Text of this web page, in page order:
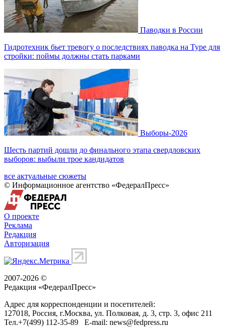
Паводки в России
Гидротехник бьет тревогу о последствиях паводка на Туре для
стройки: поймы должны стать парками
Выборы-2026
Шесть партий дошли до финального этапа свердловских
выборов: выбыли трое кандидатов
все актуальные сюжеты
© Информационное агентство «ФедералПресс»
О проекте
Реклама
Редакция
Авторизация
2007-2026 ©
Редакция «ФедералПресс»
Адрес для корреспонденции и посетителей:
127018, Россия, г.Москва, ул. Полковая, д. 3, стр. 3, офис 211
Тел.+7(499) 112-35-89 E-mail: news@fedpress.ru